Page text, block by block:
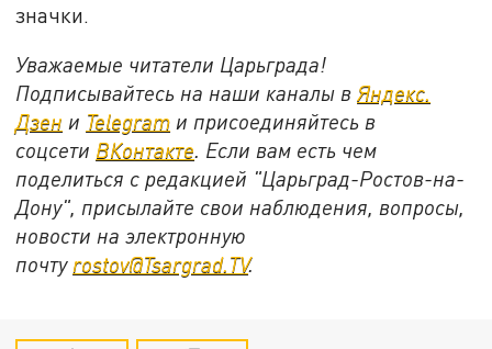
значки.
Уважаемые читатели Царьграда!
Подписывайтесь на наши каналы вЯндекс.
Дзен и Telegram и присоединяйтесь в
соцсети ВКонтакте. Если вам есть чем
поделиться с редакцией "Царьград-Ростов-на-
Дону", присылайте свои наблюдения, вопросы,
новости на электронную
почту rostov@Tsargrad.ТV.